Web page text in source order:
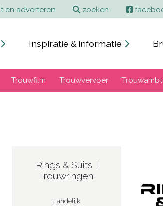
en adverteren zoeken
Inspiratie & informatie
Trouwfilm Trouwvervoer
Rings & Suits |
Trouwringen
Landelijk